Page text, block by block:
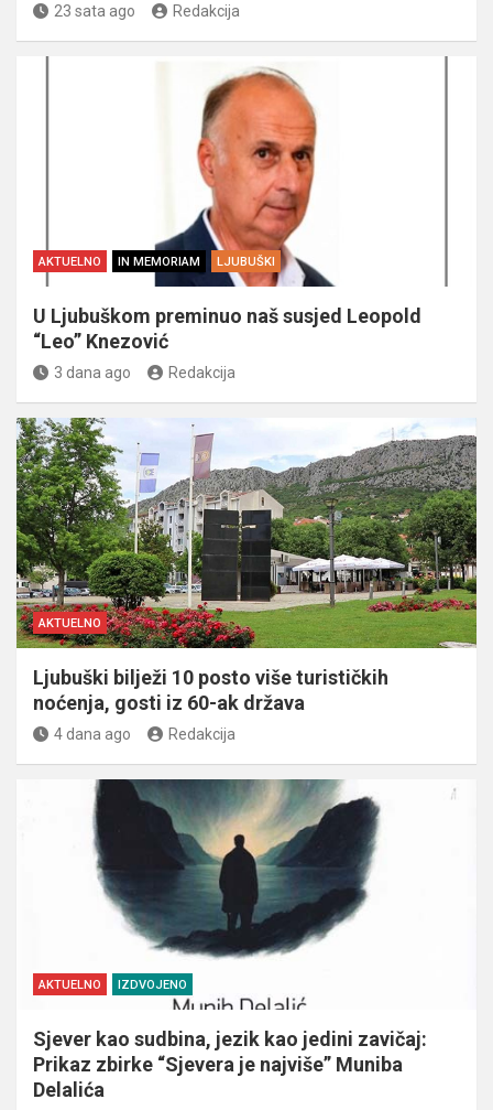
23 sata ago Redakcija
AKTUELNO IN MEMORIAM LJUBUŠKI
U Ljubuškom preminuo naš susjed Leopold
“Leo” Knezović
3 dana ago Redakcija
AKTUELNO
Ljubuški bilježi 10 posto više turističkih
noćenja, gosti iz 60-ak država
4 dana ago Redakcija
AKTUELNO IZDVOJENO
Sjever kao sudbina, jezik kao jedini zavičaj:
Prikaz zbirke “Sjevera je najviše” Muniba
Delalića